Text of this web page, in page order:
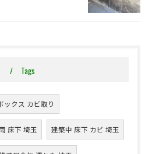
Tags
ックス カビ取り
床下 埼玉 建築中 床下 カビ 埼玉